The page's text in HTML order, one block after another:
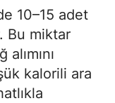
10–15 adet
Bu miktar
kalorili ara